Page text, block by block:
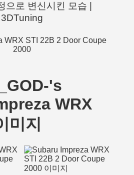
으로 변신시킨 모습 |
3DTuning
's
WRX
미지